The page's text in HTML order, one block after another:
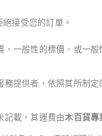
接受您的訂單。
一般性的標價、或一
提供者，依照其所制定
記載，其運費由木百貨專